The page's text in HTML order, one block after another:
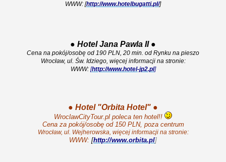
WWW: [http://www.hotelbugatti.pl/]
● Hotel Jana Pawla II ●
Cena na pokój/osobę od 190 PLN, 20 min. od Rynku na pieszo
Wrocław, ul. Św. Idziego, więcej informacji na stronie:
WWW: [http://www.hotel-jp2.pl]
● Hotel "Orbita Hotel" ●
WroclawCityTour.pl poleca ten hotel!!
Cena za pokój/osobę od 150 PLN, poza centrum
Wrocław, ul. Wejherowska, więcej informacji na stronie:
WWW: [http://www.orbita.pl]